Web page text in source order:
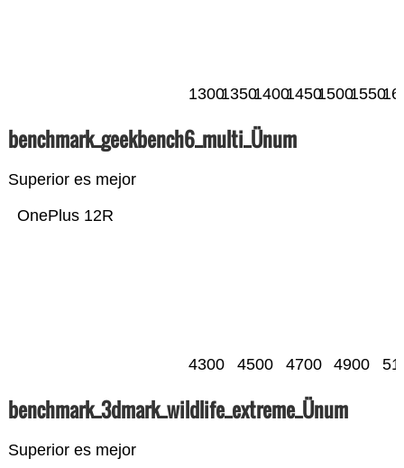
130013501400145015001550
benchmark_geekbench6_multi_Ünum
Superior es mejor
OnePlus 12R
4300 4500 4700 4900
benchmark_3dmark_wildlife_extreme_Ünum
Superior es mejor